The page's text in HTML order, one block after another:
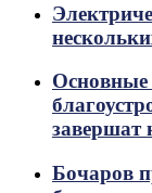
Основные
завершат
Бочаров